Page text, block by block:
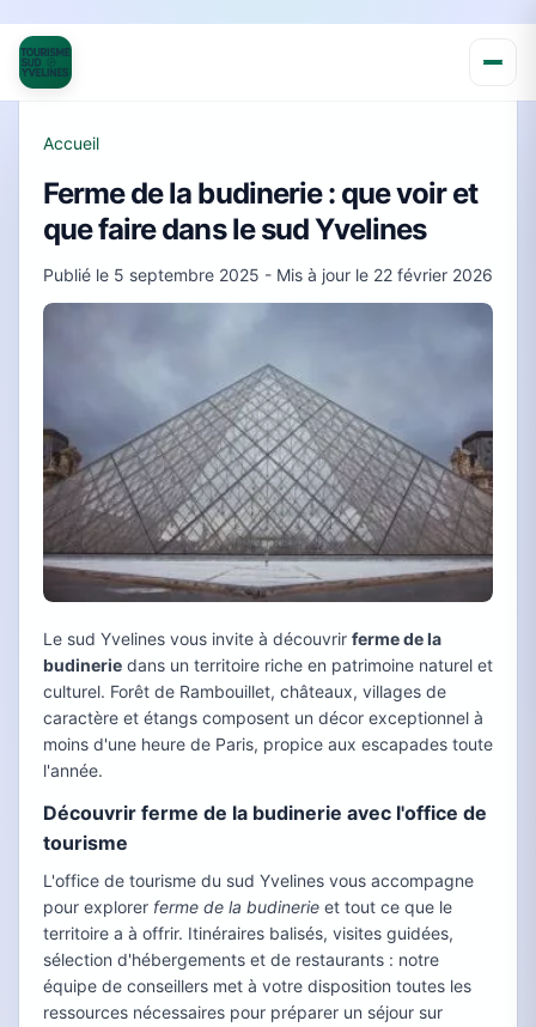
Accueil
Ferme de la budinerie : que voir et
que faire dans le sud Yvelines
Publié le 5 septembre 2025 - Mis à jour le 22 février 2026
Le sud Yvelines vous invite à découvrir ferme de la
budinerie dans un territoire riche en patrimoine naturel et
culturel. Forêt de Rambouillet, châteaux, villages de
caractère et étangs composent un décor exceptionnel à
moins d'une heure de Paris, propice aux escapades toute
l'année.
Découvrir ferme de la budinerie avec l'office de
tourisme
L'office de tourisme du sud Yvelines vous accompagne
pour explorer ferme de la budinerie et tout ce que le
territoire a à offrir. Itinéraires balisés, visites guidées,
sélection d'hébergements et de restaurants : notre
équipe de conseillers met à votre disposition toutes les
ressources nécessaires pour préparer un séjour sur